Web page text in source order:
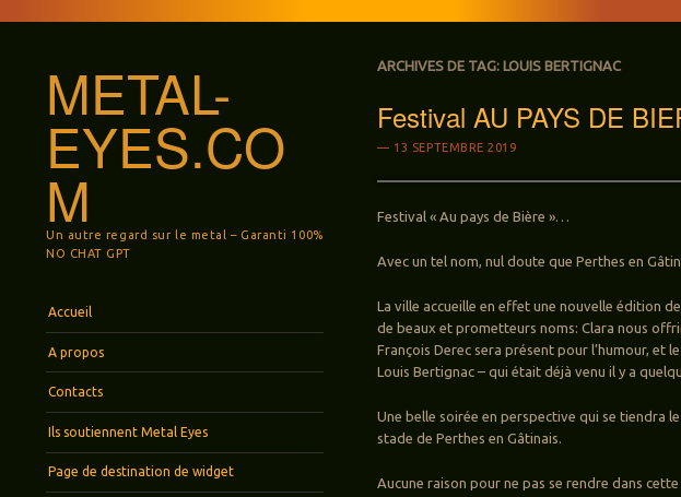
METAL-
EYES.CO
M
Un autre regard sur le metal – Garanti 100%
NO CHAT GPT
Aller au contenu principal
Accueil
A propos
Contacts
Ils soutiennent Metal Eyes
Page de destination de widget
ARCHIVES DE TAG: LOUIS BERTIGNAC
Festival AU PAYS DE
13 SEPTEMBRE 2019
Festival « Au pays de Bière »…
Avec un tel nom, nul doute que Perthes en
La ville accueille en effet une nouvelle édition
de beaux et prometteurs noms: Clara nous
François Derec sera présent pour l’humour, et
Louis Bertignac – qui était déjà venu il y a
Une belle soirée en perspective qui se tiendra
stade de Perthes en Gâtinais.
Aucune raison pour ne pas se rendre dans